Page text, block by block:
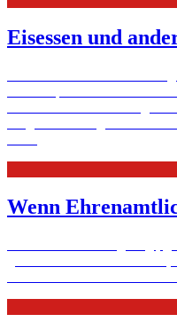
Eisessen und
Wenn